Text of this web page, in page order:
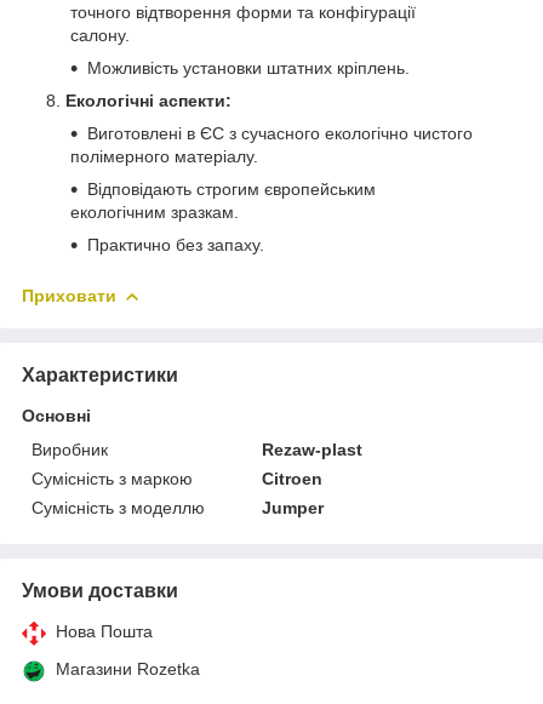
точного відтворення форми та конфігурації
салону.
Можливість установки штатних кріплень.
Екологічні аспекти:
Виготовлені в ЄС з сучасного екологічно чистого
полімерного матеріалу.
Відповідають строгим європейським
екологічним зразкам.
Практично без запаху.
Приховати
Характеристики
Основні
Виробник
Rezaw-plast
Сумісність з маркою
Citroen
Сумісність з моделлю
Jumper
Умови доставки
Нова Пошта
Магазини Rozetka